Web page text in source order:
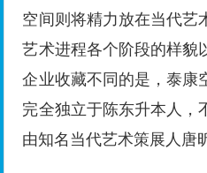
空间则将精力放在当代艺
艺术进程各个阶段的样貌
企业收藏不同的是，泰康
完全独立于陈东升本人，
由知名当代艺术策展人唐